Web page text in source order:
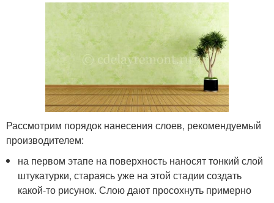
Рассмотрим порядок нанесения слоев, рекомендуемый
производителем:
на первом этапе на поверхность наносят тонкий слой
штукатурки, стараясь уже на этой стадии создать
какой-то рисунок. Слою дают просохнуть примерно